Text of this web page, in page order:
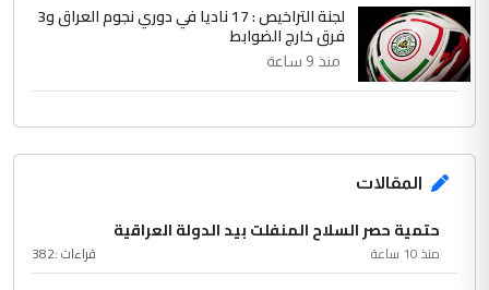
لجنة التراخيص : 17 ناديا في دوري نجوم العراق و3
فرق خارج الضوابط
منذ 9 ساعة
المقالات
حتمية حصر السلاح المنفلت بيد الدولة العراقية
منذ 10 ساعة قراءات :382